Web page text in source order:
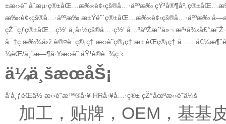
±æ‹›è˜ å¨æµ·ç®±åŒ…æ‰‹è¢‹çš®å…·äººæ‰
æ‰‹è¢‹çš®å…·äººæ‰ æ±Ÿé˜´ç®±åŒ…æ‰‹è¢‹çš®å…·äººæ‰
çŽ¯çƒç®±åŒ…ç½‘ ä¸­å›½çš®å…·ç½‘ å…³äºŽæˆ‘ä»¬ æ³•å¾‹å£°æ˜Ž
å¯†ç æ‰¾å›ž è®¤è¯ç®¡ç† æ‹›è˜ç®¡ç† æ±‚èŒç®¡ç†
¼èŒ/ä¸´æ—¶å·¥æ‹›è˜ åŸ¹è®­è¯¾ç¨‹
ä¼ä¸šæœåŠ¡
å‘å¸ƒèŒä½ æ‹›è˜æ™®å·¥ HRå·¥å…·ç®± çŽ°åœºæ‹›è˜ä¼š
加工，贴牌，OEM，基基